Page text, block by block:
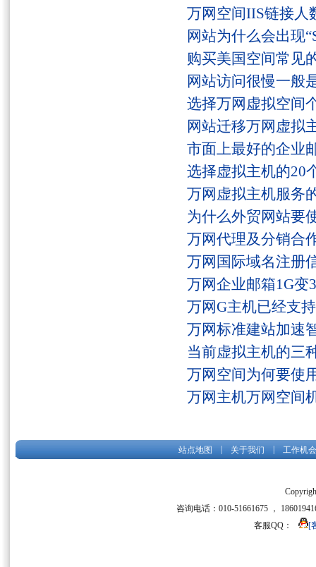
万网空间IIS链接人
网站为什么会出现
购买美国空间常见
网站访问很慢一般
选择万网虚拟空间
网站迁移万网虚拟
市面上最好的企业
选择虚拟主机的20
万网虚拟主机服务
为什么外贸网站要
万网代理及分销合
万网国际域名注册
万网企业邮箱1G变
万网G主机已经支
万网标准建站加速
当前虚拟主机的三
万网空间为何要使
万网主机万网空间
站点地图 关于我们 工作机会
咨询电话：010-51661675 ，
客服QQ：
[